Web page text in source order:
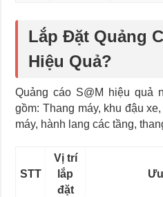
Lắp Đặt Quảng
Hiệu Quả?
Quảng cáo S@M hiệu quả
gồm: Thang máy, khu đậu
máy, hành lang các tầng,
STT
Vị trí
lắp
đặt